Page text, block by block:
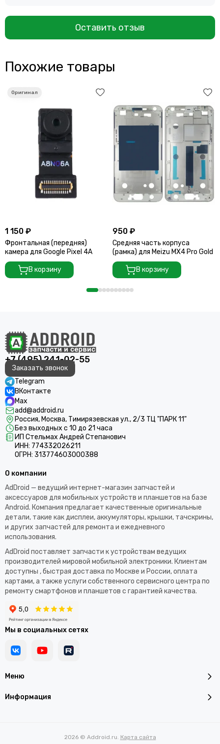
Оставить отзыв
Похожие товары
1 150 ₽
Фронтальная (передняя)
камера для Google Pixel 4A
В корзину
950 ₽
Средняя часть корпуса
(рамка) для Meizu MX4 Pro Gold
В корзину
+7 (495) 241-02-55
Заказать звонок
Telegram
ВКонтакте
Max
add@addroid.ru
Россия, Москва, Тимирязевская ул., 2/3 ТЦ "ПАРК 11"
Без выходных с 10 до 21 часа
ИП Стельмах Андрей Степанович
ИНН: 774332026211
ОГРН: 313774603000388
Меню
Информация
О компании
AdDroid — ведущий интернет-магазин запчастей и
аксессуаров для мобильных устройств и планшетов на базе
Android. Компания предлагает качественные оригинальные
детали, такие как дисплеи, аккумуляторы, крышки, тачскрины,
и других запчастей для ремонта и ежедневного
использования.​
AdDroid поставляет запчасти к устройствам ведущих
производителей мировой мобильной электроники. Клиентам
доступны , быстрая доставка по Москве и России, оплата
картами, а также услуги собственного сервисного центра по
ремонту смартфонов и планшетов с гарантией качества.
Мы в социальных сетях
2026 © Addroid.ru. Карта сайта